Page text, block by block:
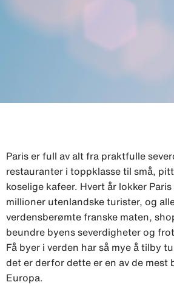
Paris er full av alt fra praktfulle
restauranter i toppklasse til små,
koselige kafeer. Hvert år lokker
millioner utenlandske turister, og
verdensberømte franske maten,
beundre byens severdigheter og
Få byer i verden har så mye å tilby
det er derfor dette er en av de mest
Europa.